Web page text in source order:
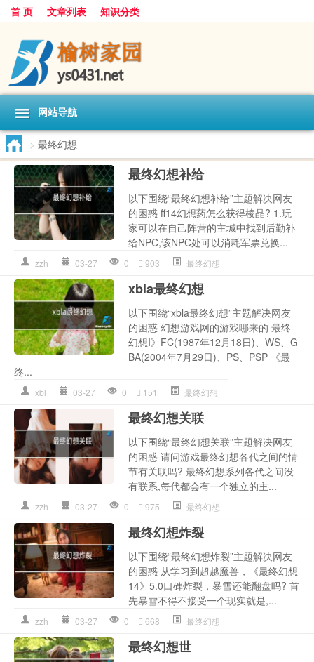
首 页 文章列表 知识分类
网站导航
> 最终幻想
最终幻想补给
以下围绕“最终幻想补给”主题解决网友
的困惑 ff14幻想药怎么获得棱晶? 1.玩
家可以在自己阵营的主城中找到后勤补
给NPC,该NPC处可以消耗军票兑换...
zzh 03-27 0 903 最终幻想
xbla最终幻想
以下围绕“xbla最终幻想”主题解决网友
的困惑 幻想游戏网的游戏哪来的 最终
幻想I》FC(1987年12月18日)、WS、G
BA(2004年7月29日)、PS、PSP 《最
终...
xbl 03-27 0 151 最终幻想
最终幻想关联
以下围绕“最终幻想关联”主题解决网友
的困惑 请问游戏最终幻想各代之间的情
节有关联吗? 最终幻想系列各代之间没
有联系,每代都会有一个独立的主...
zzh 03-27 0 975 最终幻想
最终幻想炸裂
以下围绕“最终幻想炸裂”主题解决网友
的困惑 从学习到超越魔兽，《最终幻想
14》5.0口碑炸裂，暴雪还能翻盘吗? 首
先暴雪不得不接受一个现实就是,...
zzh 03-27 0 668 最终幻想
最终幻想世